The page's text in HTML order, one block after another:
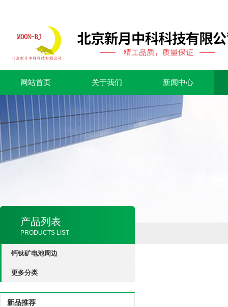
网站首页 关于我们 新闻中心
产品列表
PRODUCTS LIST
钙钛矿电池周边
更多分类
新品推荐